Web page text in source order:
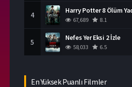
4
67,689 8.1
5 Nefes Yer Eksi 2 İzle
58,033 6.5
En Yüksek Puanlı Filmler